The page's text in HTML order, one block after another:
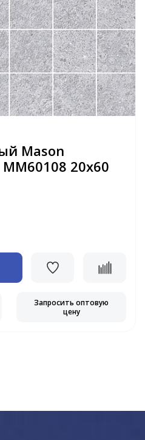
Mason
20х60
Запросить оптовую
цену